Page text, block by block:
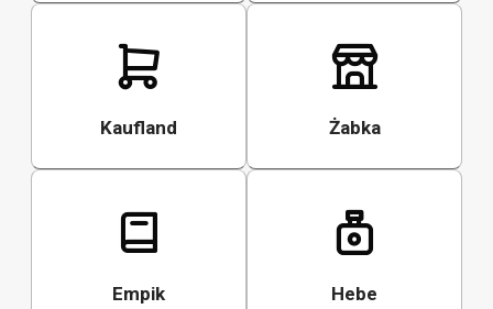
Kaufland Żabka
Empik Hebe